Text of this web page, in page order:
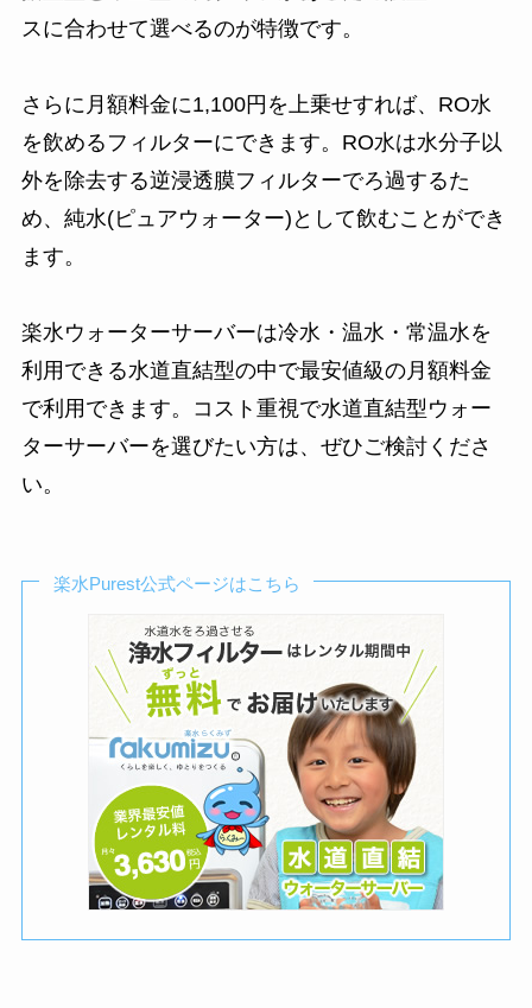
スに合わせて選べるのが特徴です。
さらに月額料金に1,100円を上乗せすれば、RO水
を飲めるフィルターにできます。RO水は水分子以
外を除去する逆浸透膜フィルターでろ過するた
め、純水(ピュアウォーター)として飲むことができ
ます。
楽水ウォーターサーバーは冷水・温水・常温水を
利用できる水道直結型の中で最安値級の月額料金
で利用できます。コスト重視で水道直結型ウォー
ターサーバーを選びたい方は、ぜひご検討くださ
い。
楽水Purest公式ページはこちら